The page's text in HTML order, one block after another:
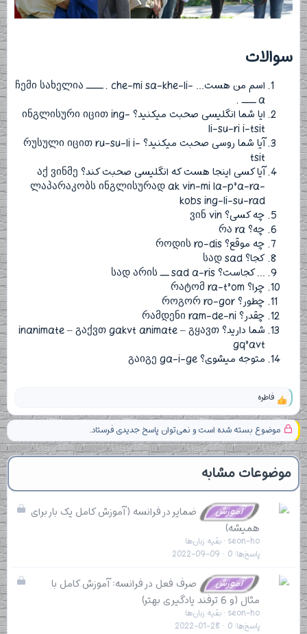
سوالات​
اسم من هست… ჩემი სახელია ______ . che-mi sa-khe-li-
a _____ .
ایا شما انگلیسی صحبت میکنید؟ ინგლისური იცით ing-
li-su-ri i-tsit
آیا شما روسی صحبت میکنید؟ რუსული იცით ru-su-li i-
tsit
آیا کسی اینجا هست که انگلیسی صحبت کند؟ აქ ვინმე
ლაპარაკობს ინგლისურად ak vin-mi la-p’a-ra-
kobs ing-li-su-rad
چه کسی؟ ვინ vin
چه؟ რა ra
چه موقع؟ როდის ro-dis
کجا؟ სად sad
… کجاست؟ სად არის ___ sad a-ris
چرا؟ რატომ ra-t’om
چطور؟ როგორ ro-gor
چقدر؟ რამდენი ram-de-ni
شما دارید؟ inanimate – გაქვთ gakvt animate – გყავთ
gq’avt
متوجه میشوی؟ გაიგე ga-i-ge
و
ا
ک
ن
ش‌
ه
ا
[
ی
س
:
فاطره
موضوع بسته شده است و نمی‌توان پاسخ جدیدی فرستاد.
موضوعات مشابه
ب
آموزش
ضمایر در فرانسه (آموزش کامل یک بار برای
همیشه)
seon-ho بقیه زبان‌ها
پاسخ‌ها 0
2022-09-09
ب
آموزش
صرف فعل در فرانسه: آموزش کامل با
مثال (و 6 ترفند یادگیری بهتر)
seon-ho بقیه زبان‌ها
پاسخ‌ها 0
2022-01-28